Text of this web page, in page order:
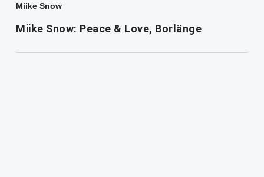
Miike Snow
Miike Snow: Peace & Love, Borlänge